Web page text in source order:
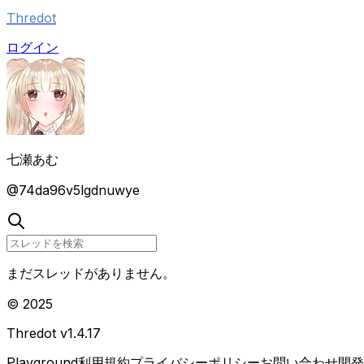
Thredot
ログイン
七瀬あむ
@74da96v5lgdnuwye
まだスレッドがありません。
© 2025
Thredot v1.4.17